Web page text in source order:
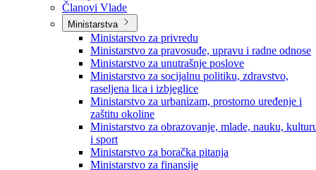
Vlada
Vlada BPK Goražde
Premijer
Članovi Vlade
Ministarstva
Ministarstvo za privredu
Ministarstvo za pravosuđe, upravu i radne odnose
Ministarstvo za unutrašnje poslove
Ministarstvo za socijalnu politiku, zdravstvo,
raseljena lica i izbjeglice
Ministarstvo za urbanizam, prostorno uređenje i
zaštitu okoline
Ministarstvo za obrazovanje, mlade, nauku,